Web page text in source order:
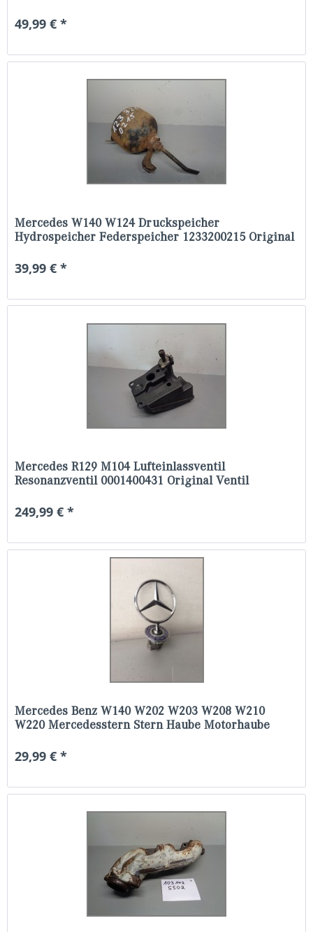
49,99 € *
Mercedes W140 W124 Druckspeicher
Hydrospeicher Federspeicher 1233200215 Original
39,99 € *
Mercedes R129 M104 Lufteinlassventil
Resonanzventil 0001400431 Original Ventil
249,99 € *
Mercedes Benz W140 W202 W203 W208 W210
W220 Mercedesstern Stern Haube Motorhaube
29,99 € *